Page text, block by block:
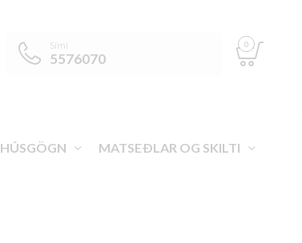
Sími
5576070
0
HÚSGÖGN MATSEÐLAR OG SKILTI